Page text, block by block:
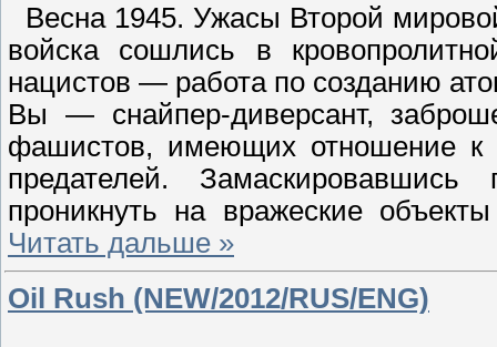
Весна 1945. Ужасы Второй
войска сошлись в
нацистов — работа по созданию
Вы — снайпер-диверсант,
фашистов, имеющих отношение к
предателей.
проникнуть на вражеские
Читать дальше »
Oil Rush (NEW/2012/RUS/ENG)